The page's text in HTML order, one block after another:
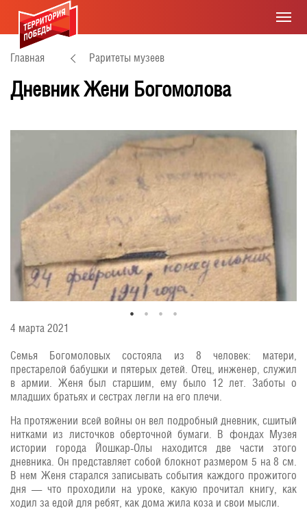
Главная Раритеты музеев
Дневник Жени Богомолова
4 марта 2021
Семья Богомоловых состояла из 8 человек: матери,
престарелой бабушки и пятерых детей. Отец, инженер, служил
в армии. Женя был старшим, ему было 12 лет. Заботы о
младших братьях и сестрах легли на его плечи.
На протяжении всей войны он вел подробный дневник, сшитый
нитками из листочков оберточной бумаги. В фондах Музея
истории города Йошкар-Олы находится две части этого
дневника. Он представляет собой блокнот размером 5 на 8 см.
В нем Женя старался записывать события каждого прожитого
дня — что проходили на уроке, какую прочитал книгу, как
ходил за едой для ребят, как дома жила коза и свои мысли.